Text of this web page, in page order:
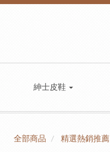
紳士皮鞋
全部商品 精選熱銷推薦